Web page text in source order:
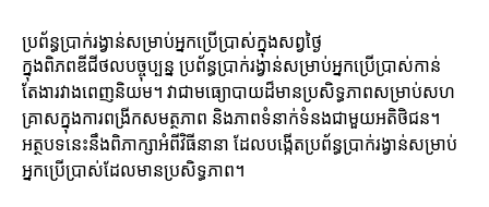
ប្រព័ន្ធប្រាក់រង្វាន់សម្រាប់អ្នកប្រើប្រាស់ក្នុងសព្វថ្ងៃ
ក្នុងពិភពឌីជីថលបច្ចុប្បន្ន ប្រព័ន្ធប្រាក់រង្វាន់សម្រាប់អ្នកប្រើប្រាស់កាន់
តែងារវាងពេញនិយម។ វាជាមធ្យោបាយដ៏មានប្រសិទ្ធភាពសម្រាប់សហ
គ្រាសក្នុងការពង្រីកសមត្ថភាព និងភាពទំនាក់ទំនងជាមួយអតិថិជន។
អត្ថបទនេះនឹងពិភាក្សាអំពីវិធីនានា ដែលបង្កើតប្រព័ន្ធប្រាក់រង្វាន់សម្រាប់
អ្នកប្រើប្រាស់ដែលមានប្រសិទ្ធភាព។